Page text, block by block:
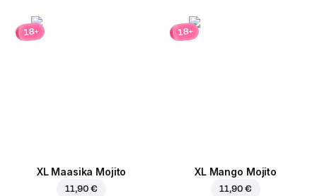
18+
XL Maasika Mojito
11,90 €
18+
XL Mango Mojito
11,90 €